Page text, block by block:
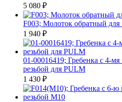
5 080 ₽
F003; Молоток обратный для
1 940 ₽
01-00016419; Гребенка с 4-
резьбой для PULM
1 430 ₽